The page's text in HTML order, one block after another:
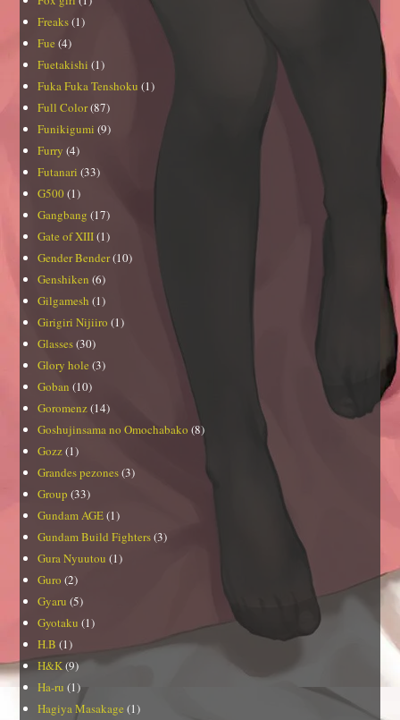
Freaks(1)
Fue (4)
Fuetakishi (1)
Fuka Fuka Tenshoku (1)
Full Color(87)
Funikigumi (9)
Furry (4)
Futanari (33)
G500 (1)
Gangbang (17)
Gate of XIII(1)
Gender Bender(10)
Genshiken (6)
Gilgamesh (1)
Girigiri Nijiiro (1)
Glasses(30)
Glory hole (3)
Goban (10)
Goromenz(14)
Goshujinsama no Omochabako (8)
Gozz(1)
Grandes pezones(3)
Group (33)
Gundam AGE(1)
Gundam Build Fighters(3)
Gura Nyuutou (1)
Guro (2)
Gyaru (5)
Gyotaku (1)
H.B (1)
H&K(9)
Ha-ru (1)
Hagiya Masakage (1)